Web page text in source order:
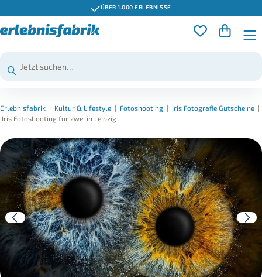
ÜBER 1.000 ERLEBNISSE
Erlebnisfabrik | Kultur & Lifestyle | Fotoshooting | Iris Fotografie Gutscheine |
Iris Fotoshooting für zwei in Leipzig